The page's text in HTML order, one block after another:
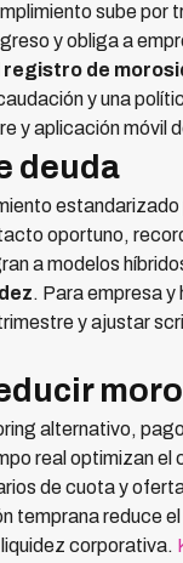
sube por
y obliga a
registro de
y una
y aplicación móvil
deuda
oportuno,
a modelos
. Para empresa y
y ajustar
alternativo,
real optimizan el
de cuota y
temprana reduce
corporativa.